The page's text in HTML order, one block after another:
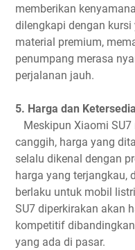
memberikan
dilengkapi dengan
material premium,
penumpang merasa
perjalanan jauh.
5. Harga dan
Meskipun Xiaomi
canggih, harga yang
selalu dikenal dengan
harga yang terjangkau,
berlaku untuk mobil
SU7 diperkirakan akan
kompetitif
yang ada di pasar.